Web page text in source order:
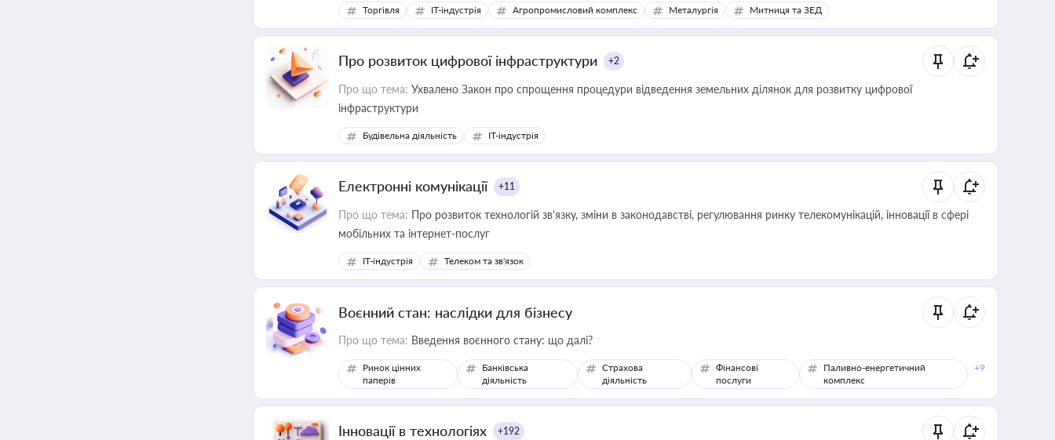
Торгівля IT-індустрія Агропромисловий комплекс Металургія Митниця та ЗЕД
Про розвиток цифрової інфраструктури +2
Про що тема: Ухвалено Закон про спрощення процедури відведення земельних ділянок для розвитку цифрової
інфраструктури
Будівельна діяльність IT-індустрія
Електронні комунікації +11
Про що тема: Про розвиток технологій зв'язку, зміни в законодавстві, регулювання ринку телекомунікацій, інновації в сфері
мобільних та інтернет-послуг
IT-індустрія Телеком та зв'язок
Воєнний стан: наслідки для бізнесу
Про що тема: Введення воєнного стану: що далі?
Ринок цінних
паперів
Банківська
діяльність
Страхова
діяльність
Фінансові
послуги
Паливно-енергетичний
комплекс
+9
Інновації в технологіях +192